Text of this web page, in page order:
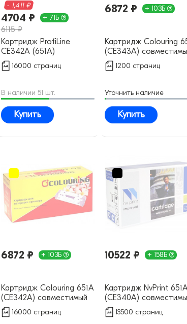
- 1,411 ₽
4704 ₽ + 71Б
6115 ₽
Картридж ProfiLine
CE342A (651A)
совместимый
16000 страниц
В наличии 51 шт.
Купить
6872 ₽ + 103Б
Картридж Colouring
(CE343A)
1200 страниц
Уточнить наличие
Купить
6872 ₽ + 103Б
Картридж Colouring 651А
(CE342A) совместимый
16000 страниц
10522 ₽ + 158Б
Картридж NvPrint
(CE340A)
13500 страниц